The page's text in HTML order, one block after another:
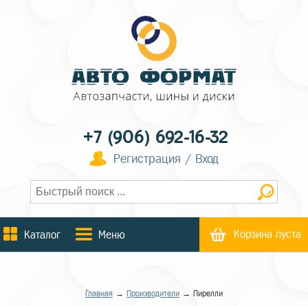
+7 (906) 692-16-32
Регистрация / Вход
Каталог Меню Корзина пуста
Главная → Производители → Пирелли